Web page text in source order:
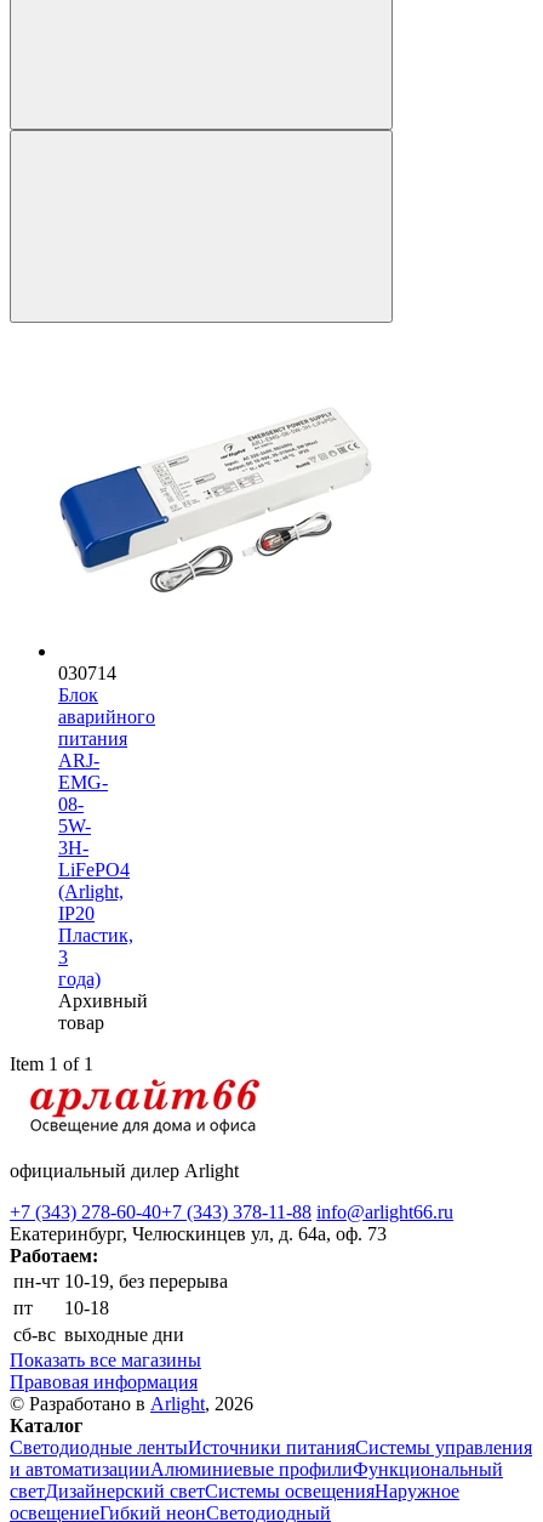
030714
Блок
аварийного
питания
ARJ-
EMG-
08-
5W-
3H-
LiFePO4
(Arlight,
IP20
Пластик,
3
года)
Архивный
товар
Item 1 of 1
официальный дилер Arlight
+7 (343) 278-60-40+7 (343) 378-11-88 info@arlight66.ru
Екатеринбург, Челюскинцев ул, д. 64а, оф. 73
Работаем:
пн-чт 10-19, без перерыва
пт
10-18
сб-вс выходные дни
Показать все магазины
Правовая информация
© Разработано в Arlight, 2026
Каталог
Светодиодные лентыИсточники питанияСистемы управления
и автоматизацииАлюминиевые профилиФункциональный
светДизайнерский светСистемы освещенияНаружное
освещениеГибкий неонСветодиодный